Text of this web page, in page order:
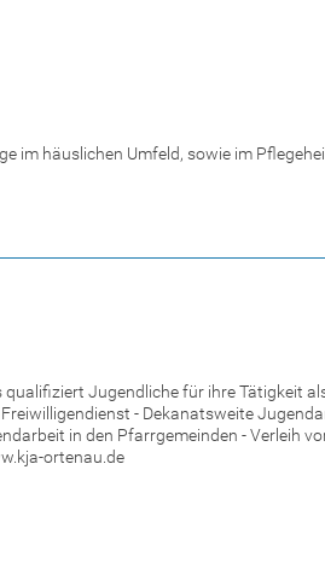
im häuslichen Umfeld, sowie im
Jugendliche für ihre Tätigkeit
- Dekanatsweite
in den Pfarrgemeinden - Verleih
ortenau.de